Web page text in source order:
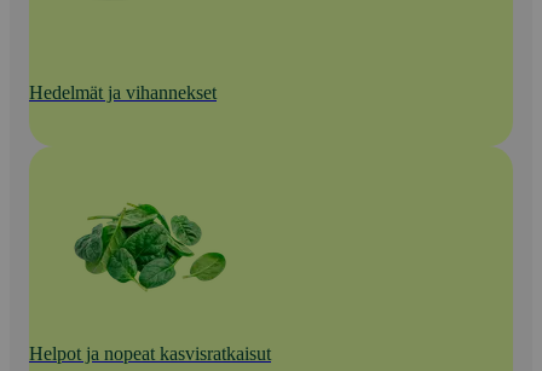
Hedelmät ja vihannekset
Helpot ja nopeat kasvisratkaisut